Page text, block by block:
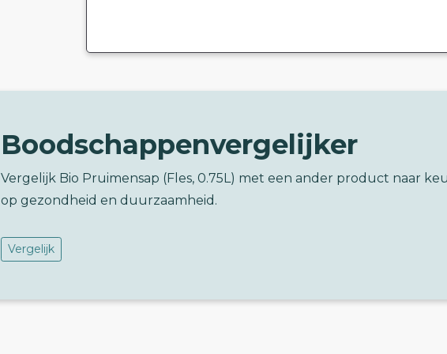
Boodschappenvergelijker
Vergelijk Bio Pruimensap (Fles, 0.75L) met een ander product naar
op gezondheid en duurzaamheid.
Vergelijk